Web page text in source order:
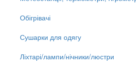
Обігрівачі
Сушарки для одягу
Ліхтарі/лампи/нічники/люстри